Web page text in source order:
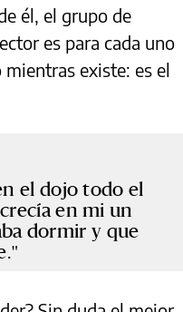
él, el grupo de
es para cada uno
existe: es el
el dojo todo el
en mi un
dormir y que